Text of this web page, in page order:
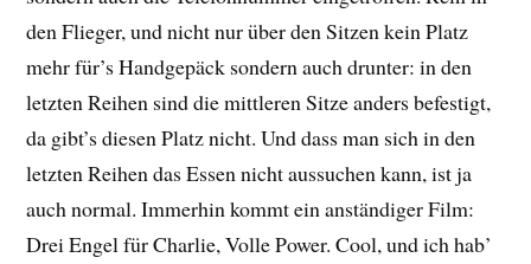
den Flieger, und nicht nur über den Sitzen kein Platz
mehr für’s Handgepäck sondern auch drunter: in den
letzten Reihen sind die mittleren Sitze anders befestigt,
da gibt’s diesen Platz nicht. Und dass man sich in den
letzten Reihen das Essen nicht aussuchen kann, ist ja
auch normal. Immerhin kommt ein anständiger Film:
Drei Engel für Charlie, Volle Power. Cool, und ich hab’